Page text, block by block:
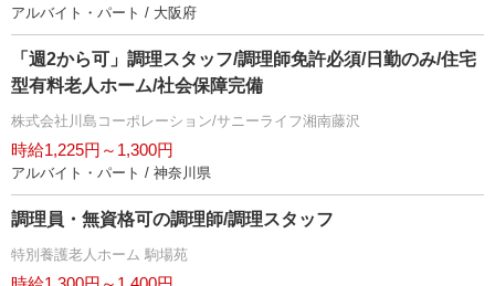
アルバイト・パート / 大阪府
「週2から可」調理スタッフ/調理師免許必須/日勤のみ/住宅
型有料老人ホーム/社会保障完備
株式会社川島コーポレーション/サニーライフ湘南藤沢
時給1,225円～1,300円
アルバイト・パート / 神奈川県
調理員・無資格可の調理師/調理スタッフ
特別養護老人ホーム 駒場苑